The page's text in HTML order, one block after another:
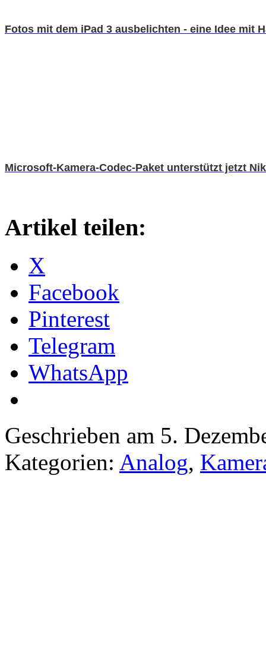
Fotos mit dem iPad 3 ausbelichten - eine Idee mit
Microsoft-Kamera-Codec-Paket unterstützt jetzt
Artikel teilen:
X
Facebook
Pinterest
Telegram
WhatsApp
Geschrieben am 5.
Kategorien: Analog,